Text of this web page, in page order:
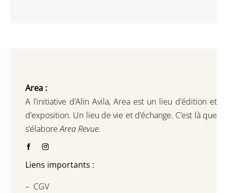
Area :
A l’initiative d’Alin Avila, Area est un lieu d’édition et
d’exposition. Un lieu de vie et d’échange. C’est là que
s’élaboreArea Revue.
Liens importants :
– CGV